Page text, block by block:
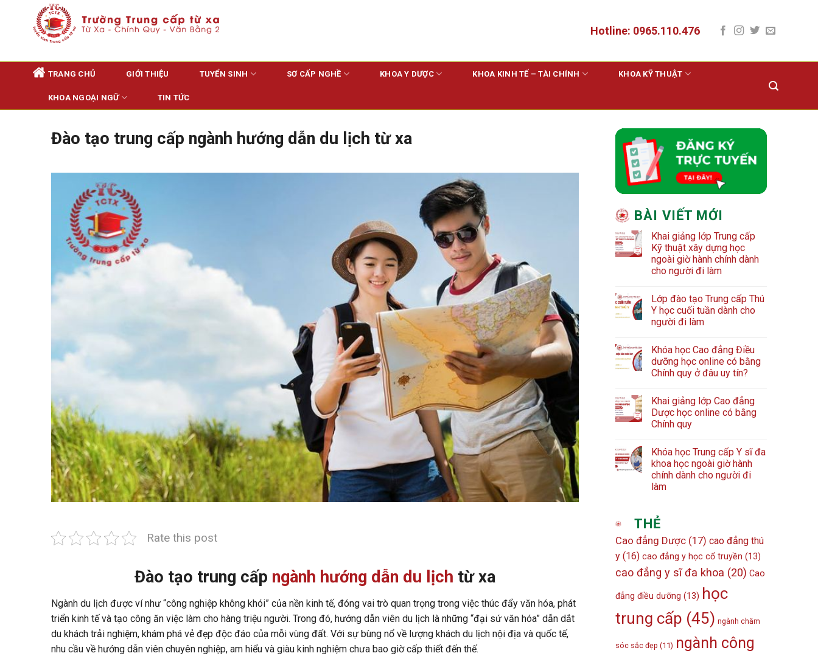
Hotline: 0965.110.476
TRANG CHỦ GIỚI THIỆU TUYỂN SINH SƠ CẤP NGHỀ KHOA Y DƯỢC KHOA KINH TẾ – TÀI CHÍNH KHOA KỸ THUẬT
KHOA NGOẠI NGỮ TIN TỨC
Đào tạo trung cấp ngành hướng dẫn du lịch từ xa
Rate this post
Đào tạo trung cấp ngành hướng dẫn du lịch từ xa
Ngành du lịch được ví như “công nghiệp không khói” của nền kinh tế, đóng vai trò quan trọng trong việc thúc đẩy văn hóa, phát
triển kinh tế và tạo công ăn việc làm cho hàng triệu người. Trong đó, hướng dẫn viên du lịch là những “đại sứ văn hóa” dẫn dắt
du khách trải nghiệm, khám phá vẻ đẹp độc đáo của mỗi vùng đất. Với sự bùng nổ về lượng khách du lịch nội địa và quốc tế,
nhu cầu về hướng dẫn viên chuyên nghiệp, am hiểu và giàu kinh nghiệm chưa bao giờ cấp thiết đến thế.
BÀI VIẾT MỚI
Khai giảng lớp Trung cấp
Kỹ thuật xây dựng học
ngoài giờ hành chính dành
cho người đi làm
Lớp đào tạo Trung cấp Thú
Y học cuối tuần dành cho
người đi làm
Khóa học Cao đẳng Điều
dưỡng học online có bằng
Chính quy ở đâu uy tín?
Khai giảng lớp Cao đẳng
Dược học online có bằng
Chính quy
Khóa học Trung cấp Y sĩ đa
khoa học ngoài giờ hành
chính dành cho người đi
làm
THẺ
Cao đẳng Dược (17) cao đẳng thú
y (16) cao đẳng y học cổ truyền (13)
cao đẳng y sĩ đa khoa (20) Cao
đẳng điều dưỡng (13) học
trung cấp (45) ngành chăm
sóc sắc đẹp (11) ngành công